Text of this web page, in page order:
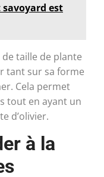
est
taille de plante
tant sur sa forme
Cela permet
tout en ayant un
d’olivier.
à la